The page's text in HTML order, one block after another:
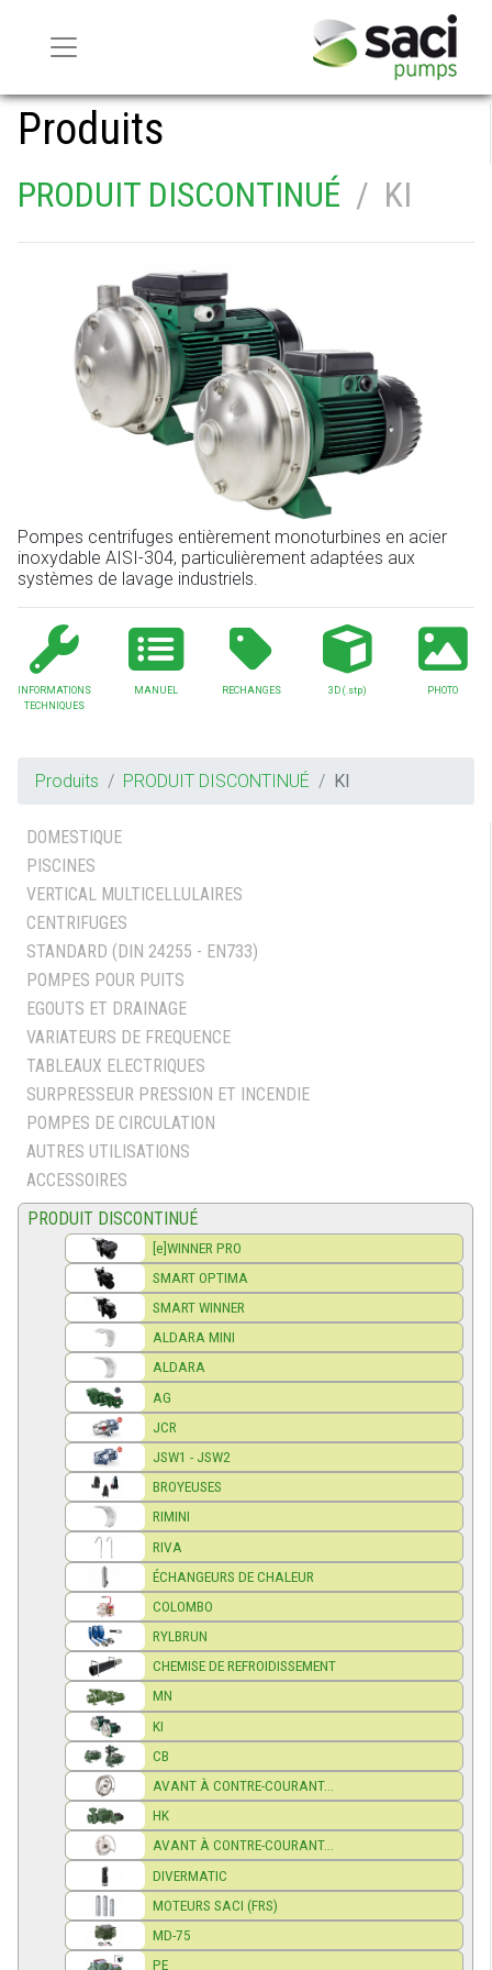
Produits
PRODUIT DISCONTINUÉ / KI
Pompes centrifuges entièrement monoturbines en acier
inoxydable AISI-304, particulièrement adaptées aux
systèmes de lavage industriels.
INFORMATIONS
TECHNIQUES
MANUEL RECHANGES 3D (.stp) PHOTO
Produits PRODUIT DISCONTINUÉ KI
DOMESTIQUE
PISCINES
VERTICAL MULTICELLULAIRES
CENTRIFUGES
STANDARD (DIN 24255 - EN733)
POMPES POUR PUITS
EGOUTS ET DRAINAGE
VARIATEURS DE FREQUENCE
TABLEAUX ELECTRIQUES
SURPRESSEUR PRESSION ET INCENDIE
POMPES DE CIRCULATION
AUTRES UTILISATIONS
ACCESSOIRES
PRODUIT DISCONTINUÉ
[e]WINNER PRO
SMART OPTIMA
SMART WINNER
ALDARA MINI
ALDARA
AG
JCR
JSW1 - JSW2
BROYEUSES
RIMINI
RIVA
ÉCHANGEURS DE CHALEUR
COLOMBO
RYLBRUN
CHEMISE DE REFROIDISSEMENT
MN
KI
CB
AVANT À CONTRE-COURANT...
HK
AVANT À CONTRE-COURANT...
DIVERMATIC
MOTEURS SACI (FRS)
MD-75
PE